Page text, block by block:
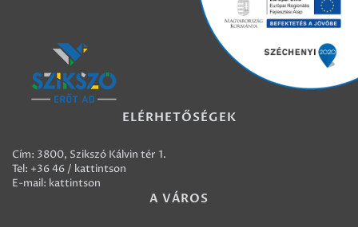
ELÉRHETŐSÉGEK
Cím: 3800, Szikszó Kálvin tér 1.
Tel: +36 46 / kattintson
E-mail: kattintson
A VÁROS